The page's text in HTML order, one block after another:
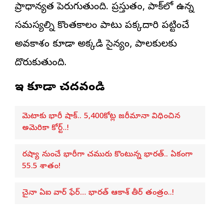
ప్రాధాన్యత పెరుగుతుంది. ప్రస్తుతం, పాక్‌లో ఉన్న
సమస్యల్ని కొంతకాలం పాటు పక్కదారి పట్టించే
అవకాశం కూడా అక్కడి సైన్యం, పాలకులకు
దొరుకుతుంది.
ఇవి కూడా చదవండి
మెటాకు భారీ షాక్.. 5,400కోట్ల జరీమానా విధించిన
అమెరికా కోర్ట్..!
రష్యా నుంచే భారీగా చమురు కొంటున్న భారత్.. ఏకంగా
55.5 శాతం!
చైనా ఏఐ వార్ ఫేర్… భారత్ ఆకాశ్ తీర్ తంత్రం..!